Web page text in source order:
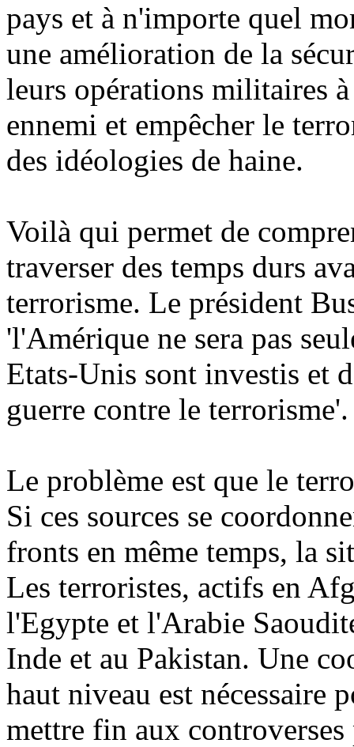
pays et à n'importe quel
une amélioration de la
leurs opérations militaires
ennemi et empêcher le
des idéologies de haine.
Voilà qui permet de
traverser des temps durs
terrorisme. Le président
'l'Amérique ne sera pas
Etats-Unis sont investis et
guerre contre le terrorisme'.
Le problème est que le
Si ces sources se
fronts en même temps, la
Les terroristes, actifs en
l'Egypte et l'Arabie
Inde et au Pakistan. Une
haut niveau est nécessaire
mettre fin aux